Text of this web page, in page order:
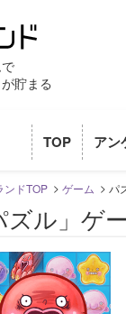
貯まる
TOP アン
ンドTOP ゲーム パ
ズル」ゲ